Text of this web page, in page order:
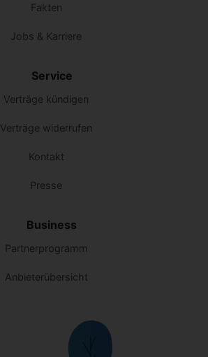
Fakten
Jobs & Karriere
Service
Verträge kündigen
Verträge widerrufen
Kontakt
Presse
Business
Partnerprogramm
Anbieterübersicht